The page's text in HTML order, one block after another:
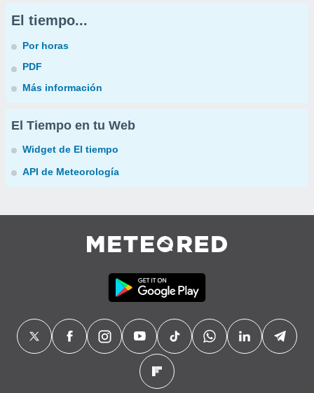
El tiempo...
Por horas
PDF
Más información
El Tiempo en tu Web
Widget de El tiempo
API de Meteorología